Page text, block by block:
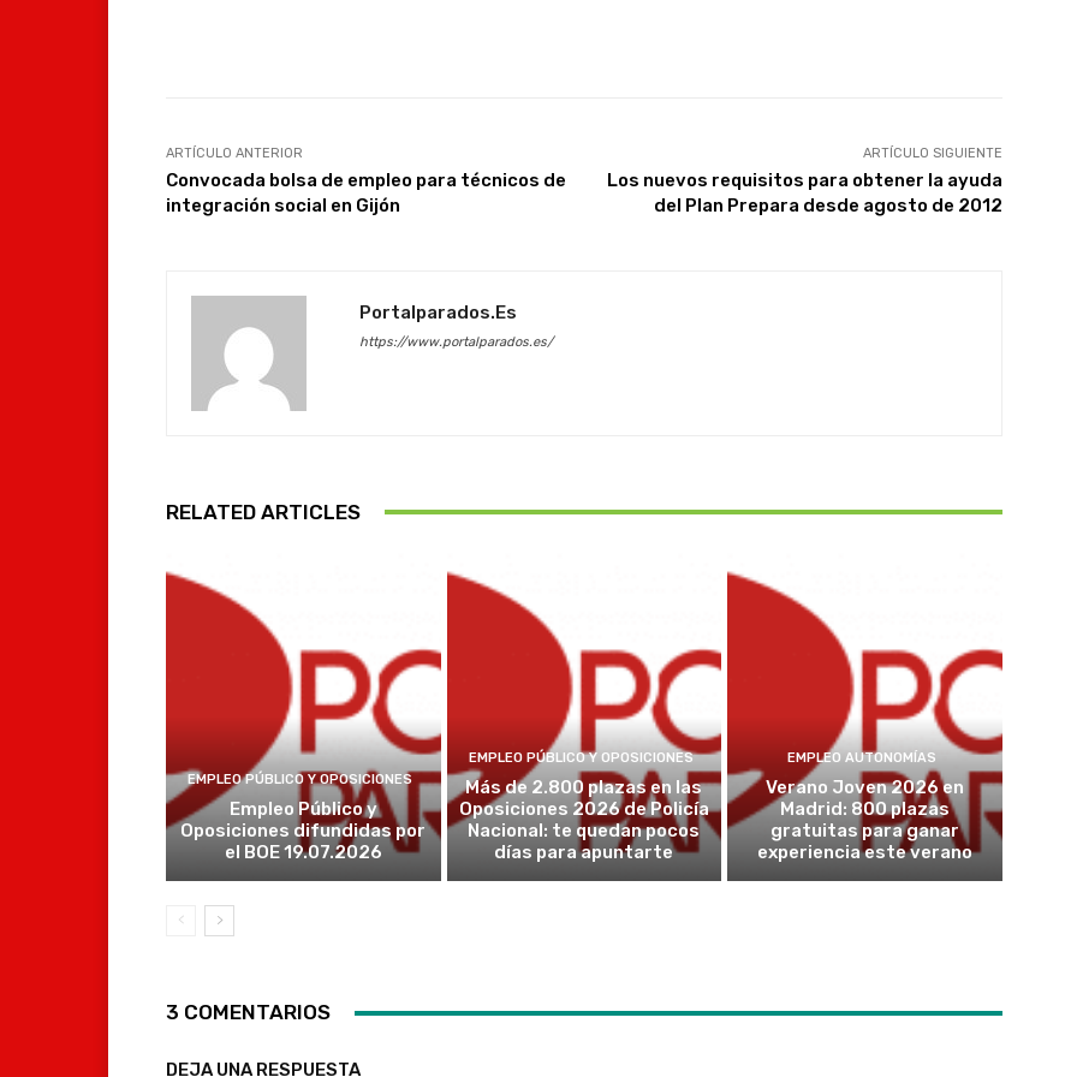
ARTÍCULO ANTERIOR
Convocada bolsa de empleo para técnicos de
integración social en Gijón
ARTÍCULO SIGUIENTE
Los nuevos requisitos para obtener la ayuda
del Plan Prepara desde agosto de 2012
Portalparados.es
https://www.portalparados.es/
RELATED ARTICLES
EMPLEO PÚBLICO Y OPOSICIONES
Empleo Público y
Oposiciones difundidas por
el BOE 19.07.2026
EMPLEO PÚBLICO Y OPOSICIONES
Más de 2.800 plazas en las
Oposiciones 2026 de Policía
Nacional: te quedan pocos
días para apuntarte
EMPLEO AUTONOMÍAS
Verano Joven 2026 en
Madrid: 800 plazas
gratuitas para ganar
experiencia este verano
3 COMENTARIOS
DEJA UNA RESPUESTA